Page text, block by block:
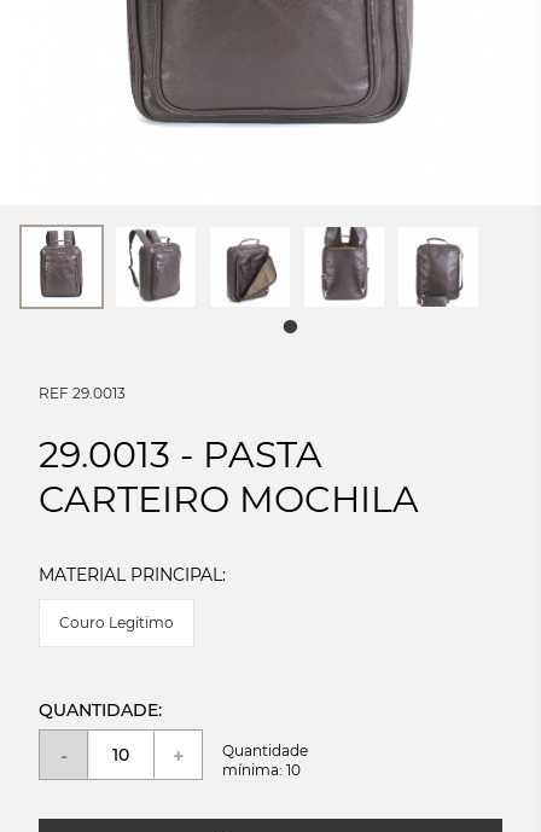
REF 29.0013
29.0013 - PASTA
CARTEIRO MOCHILA
MATERIAL PRINCIPAL:
Couro Legítimo
QUANTIDADE:
- +
Quantidade
mínima: 10